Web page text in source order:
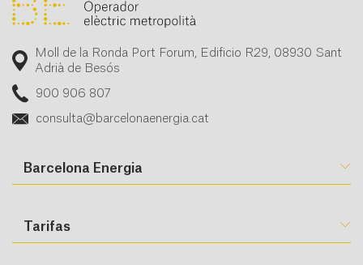
Moll de la Ronda Port Forum, Edificio R29, 08930 Sant
Adrià de Besós
900 906 807
consulta@barcelonaenergia.cat
Barcelona Energia
Tarifas